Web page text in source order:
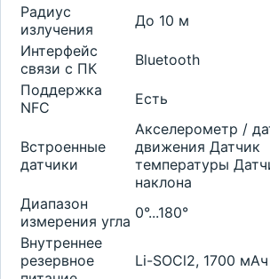
Радиус
излучения
До 10 м
Интерфейс
связи с ПК
Bluetooth
Поддержка
NFC
Есть
Встроенные
датчики
Акселерометр /
движения Датчик
температуры
наклона
Диапазон
измерения угла 0°...180°
Внутреннее
резервное
Li-SOCl2, 1700 мАч